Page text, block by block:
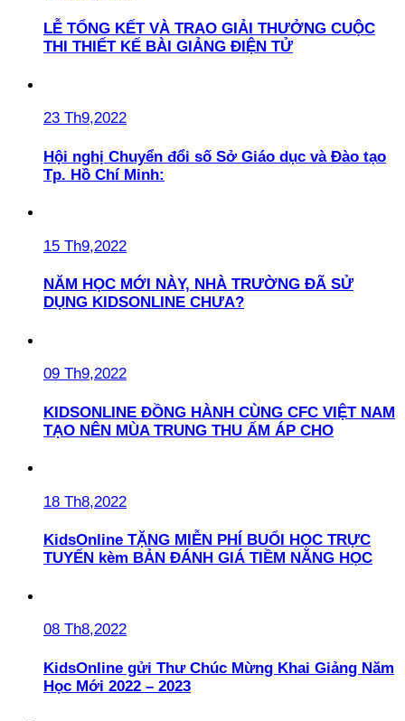
LỄ TỔNG KẾT VÀ TRAO GIẢI THƯỞNG CUỘC
THI THIẾT KẾ BÀI GIẢNG ĐIỆN TỬ
23 Th9,2022
Hội nghị Chuyển đổi số Sở Giáo dục và Đào tạo
Tp. Hồ Chí Minh:
15 Th9,2022
NĂM HỌC MỚI NÀY, NHÀ TRƯỜNG ĐÃ SỬ
DỤNG KIDSONLINE CHƯA?
09 Th9,2022
KIDSONLINE ĐỒNG HÀNH CÙNG CFC VIỆT NAM
TẠO NÊN MÙA TRUNG THU ẤM ÁP CHO
18 Th8,2022
KidsOnline TẶNG MIỄN PHÍ BUỔI HỌC TRỰC
TUYẾN kèm BẢN ĐÁNH GIÁ TIỀM NĂNG HỌC
08 Th8,2022
KidsOnline gửi Thư Chúc Mừng Khai Giảng Năm
Học Mới 2022 – 2023